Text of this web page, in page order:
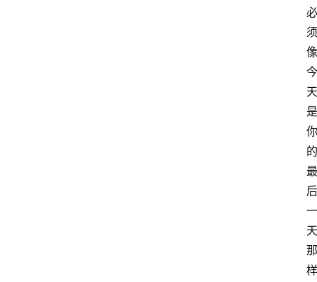
必
须
像
今
天
是
你
的
最
后
一
天
那
样